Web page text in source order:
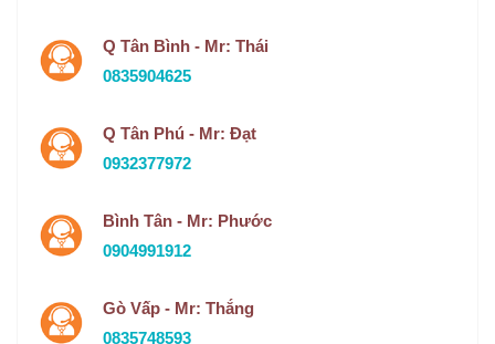
Q Tân Bình - Mr: Thái
0835904625
Q Tân Phú - Mr: Đạt
0932377972
Bình Tân - Mr: Phước
0904991912
Gò Vấp - Mr: Thắng
0835748593